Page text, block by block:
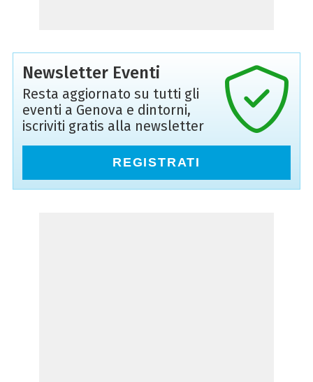
Newsletter Eventi
Resta aggiornato su tutti gli
eventi a Genova e dintorni,
iscriviti gratis alla newsletter
REGISTRATI